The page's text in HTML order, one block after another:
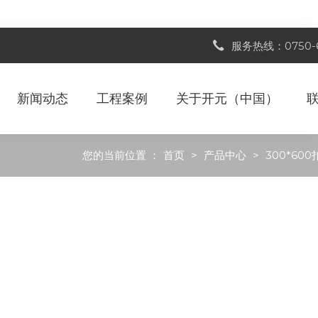
服务热线：
新闻动态 工程案例 关于开元（中国）
您的当前位置 ： 首页 > 产品中心 > 300*600